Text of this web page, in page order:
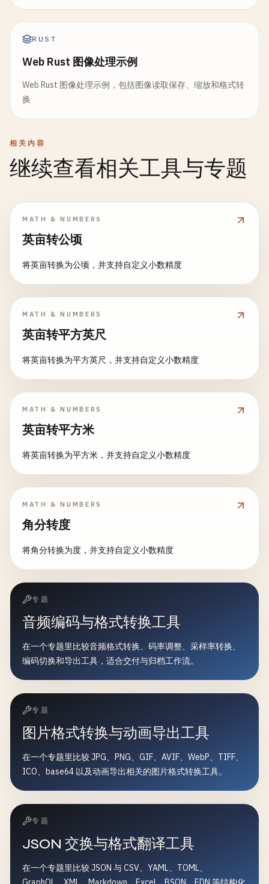
RUST
Web Rust 图像处理示例
Web Rust 图像处理示例，包括图像读取保存、缩放和格式转
换
相关内容
继续查看相关工具与专题
MATH & NUMBERS
英亩转公顷
将英亩转换为公顷，并支持自定义小数精度
MATH & NUMBERS
英亩转平方英尺
将英亩转换为平方英尺，并支持自定义小数精度
MATH & NUMBERS
英亩转平方米
将英亩转换为平方米，并支持自定义小数精度
MATH & NUMBERS
角分转度
将角分转换为度，并支持自定义小数精度
专题
音频编码与格式转换工具
在一个专题里比较音频格式转换、码率调整、采样率转换、
编码切换和导出工具，适合交付与归档工作流。
专题
图片格式转换与动画导出工具
在一个专题里比较 JPG、PNG、GIF、AVIF、WebP、TIFF、
ICO、base64 以及动画导出相关的图片格式转换工具。
专题
JSON 交换与格式翻译工具
在一个专题里比较 JSON 与 CSV、YAML、TOML、